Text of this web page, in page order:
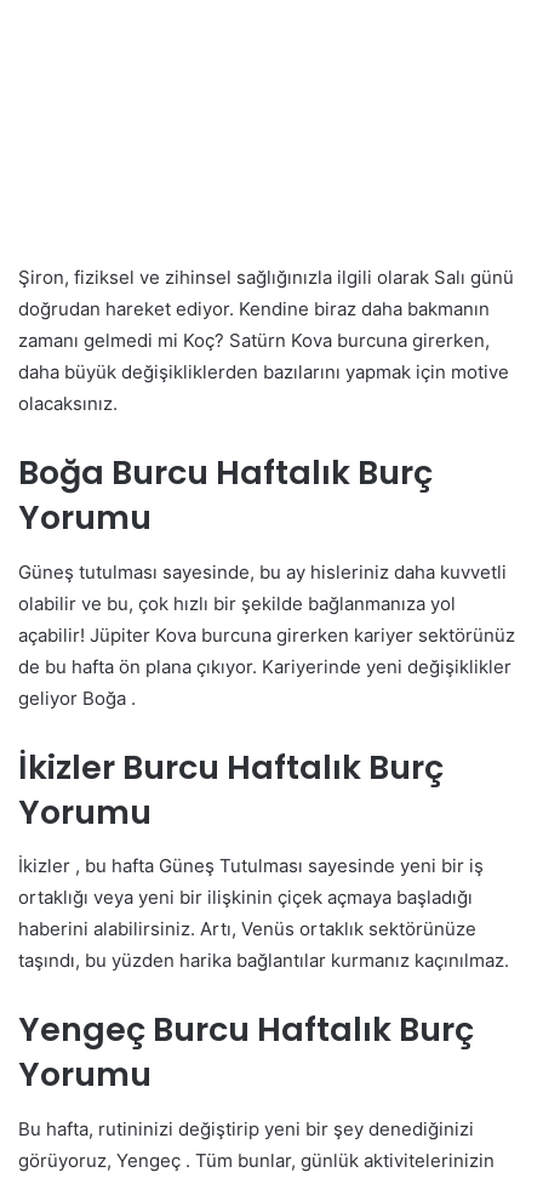
Şiron, fiziksel ve zihinsel sağlığınızla ilgili olarak Salı günü
doğrudan hareket ediyor. Kendine biraz daha bakmanın
zamanı gelmedi mi Koç? Satürn Kova burcuna girerken,
daha büyük değişikliklerden bazılarını yapmak için motive
olacaksınız.
Boğa Burcu Haftalık Burç
Yorumu
Güneş tutulması sayesinde, bu ay hisleriniz daha kuvvetli
olabilir ve bu, çok hızlı bir şekilde bağlanmanıza yol
açabilir! Jüpiter Kova burcuna girerken kariyer sektörünüz
de bu hafta ön plana çıkıyor. Kariyerinde yeni değişiklikler
geliyor Boğa .
İkizler Burcu Haftalık Burç
Yorumu
İkizler , bu hafta Güneş Tutulması sayesinde yeni bir iş
ortaklığı veya yeni bir ilişkinin çiçek açmaya başladığı
haberini alabilirsiniz. Artı, Venüs ortaklık sektörünüze
taşındı, bu yüzden harika bağlantılar kurmanız kaçınılmaz.
Yengeç Burcu Haftalık Burç
Yorumu
Bu hafta, rutininizi değiştirip yeni bir şey denediğinizi
görüyoruz, Yengeç . Tüm bunlar, günlük aktivitelerinizin